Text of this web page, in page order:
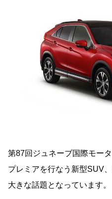
第87回ジュネーブ国際モー
プレミアを行なう新型SUV
大きな話題となっています。